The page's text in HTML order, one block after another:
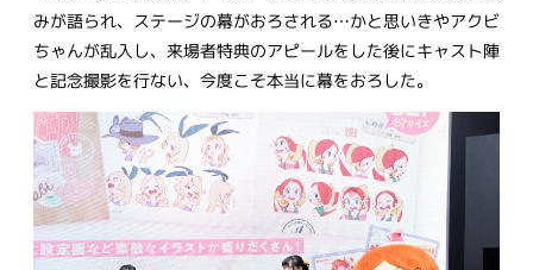
みが語られ、ステージの幕がおろされる…かと思いきやアクビ
ちゃんが乱入し、来場者特典のアピールをした後にキャスト陣
と記念撮影を行ない、今度こそ本当に幕をおろした。